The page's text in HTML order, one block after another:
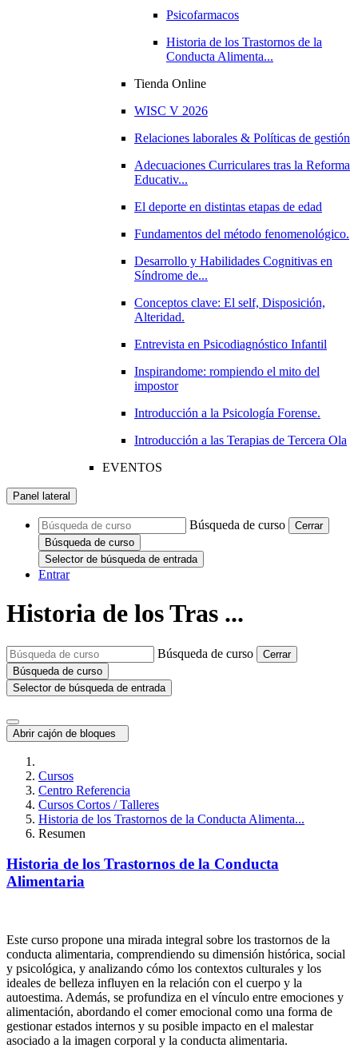
Psicofarmacos
Historia de los Trastornos de la
Conducta Alimenta...
Tienda Online
WISC V 2026
Relaciones laborales & Políticas de gestión
Adecuaciones Curriculares tras la Reforma
Educativ...
El deporte en distintas etapas de edad
Fundamentos del método fenomenológico.
Desarrollo y Habilidades Cognitivas en
Síndrome de...
Conceptos clave: El self, Disposición,
Alteridad.
Entrevista en Psicodiagnóstico Infantil
Inspirandome: rompiendo el mito del
impostor
Introducción a la Psicología Forense.
Introducción a las Terapias de Tercera Ola
EVENTOS
Panel lateral
Búsqueda de curso
Cerrar
Búsqueda de curso
Selector de búsqueda de entrada
Entrar
Historia de los Tras ...
Búsqueda de curso
Cerrar
Búsqueda de curso
Selector de búsqueda de entrada
Abrir cajón de bloques
Cursos
Centro Referencia
Cursos Cortos / Talleres
Historia de los Trastornos de la Conducta Alimenta...
Resumen
Historia de los Trastornos de la Conducta
Alimentaria
Este curso propone una mirada integral sobre los trastornos de la
conducta alimentaria, comprendiendo su dimensión histórica, social
y psicológica, y analizando cómo los contextos culturales y los
ideales de belleza influyen en la relación con el cuerpo y la
autoestima. Además, se profundiza en el vínculo entre emociones y
alimentación, abordando el comer emocional como una forma de
gestionar estados internos y su posible impacto en el malestar
asociado a la imagen corporal y la conducta alimentaria.